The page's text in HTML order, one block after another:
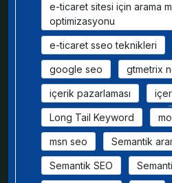
e-ticaret sitesi için arama
optimizasyonu
e-ticaret sseo teknikleri
google seo gtmetrix
içerik pazarlaması
Long Tail Keyword
msn seo Semantik
Semantik SEO